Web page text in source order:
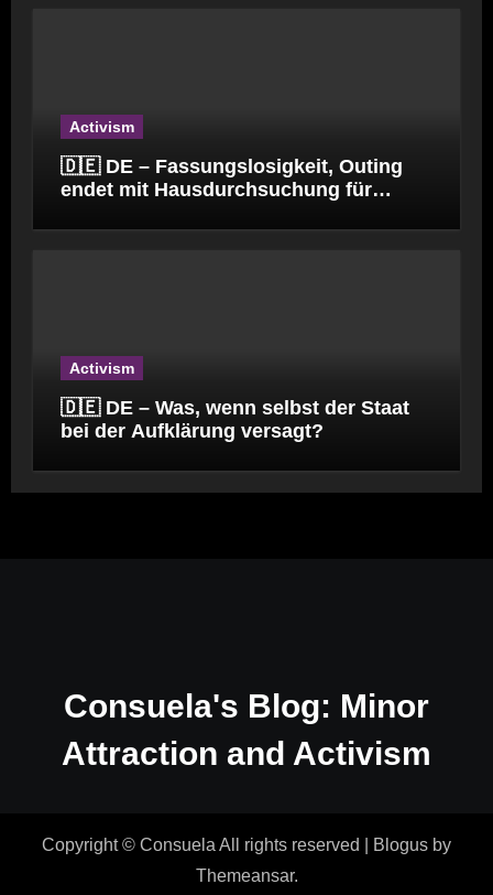
Activism
🇩🇪 DE – Fassungslosigkeit, Outing
endet mit Hausdurchsuchung für
Activism
🇩🇪 DE – Was, wenn selbst der Staat
bei der Aufklärung versagt?
Consuela's Blog: Minor
Attraction and Activism
Copyright © Consuela All rights reserved Blogus by
Themeansar.